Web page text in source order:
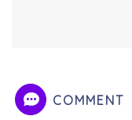
COMMENT